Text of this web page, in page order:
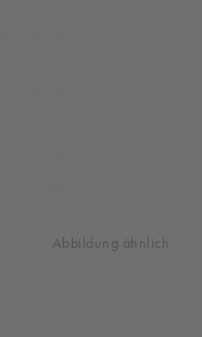
Abbildung ähnlich